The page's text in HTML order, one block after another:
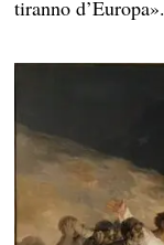
tiranno d’Europa».